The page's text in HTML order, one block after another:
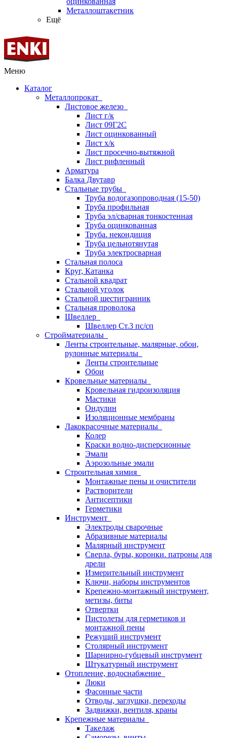
Металлоштакетник
Ещё
Меню
Каталог
Металлопрокат
Листовое железо
Лист г/к
Лист 09Г2С
Лист оцинкованный
Лист х/к
Лист просечно-вытяжной
Лист рифленный
Арматура
Балка Двутавр
Стальные трубы
Труба водогазопроводная (15-50)
Труба профильная
Труба эл/сварная тонкостенная
Труба оцинкованная
Труба. некондиция
Труба цельнотянутая
Труба электросварная
Стальная полоса
Круг, Катанка
Стальной квадрат
Стальной уголок
Стальной шестигранник
Стальная проволока
Швеллер
Швеллер Ст.3 пс/сп
Стройматериалы
Ленты строительные, малярные, обои,
рулонные материалы
Ленты строительные
Обои
Кровельные материалы
Кровельная гидроизоляция
Мастики
Ондулин
Изоляционные мембраны
Лакокрасочные материалы
Колер
Краски водно-дисперсионные
Эмали
Аэрозольные эмали
Строительная химия
Монтажные пены и очистители
Растворители
Антисептики
Герметики
Инструмент
Электроды сварочные
Абразивные материалы
Малярный инструмент
Сверла, буры, коронки. патроны для
дрели
Измерительный инструмент
Ключи, наборы инструментов
Крепежно-монтажный инструмент,
метизы, биты
Отвертки
Пистолеты для герметиков и
монтажной пены
Режущий инструмент
Столярный инструмент
Шарнирно-губцевый инструмент
Штукатурный инструмент
Отопление, водоснабжение
Люки
Фасонные части
Отводы, заглушки, переходы
Задвижки, вентиля, краны
Крепежные материалы
Такелаж